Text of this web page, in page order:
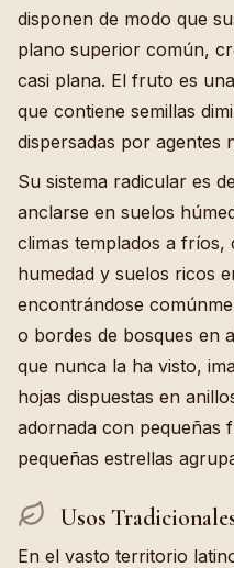
disponen de modo que
plano superior común,
casi plana. El fruto es
que contiene semillas
dispersadas por agentes
Su sistema radicular es
anclarse en suelos
climas templados a
humedad y suelos ricos
encontrándose
o bordes de bosques en
que nunca la ha visto,
hojas dispuestas en
adornada con pequeñas
pequeñas estrellas
Usos
En el vasto territorio